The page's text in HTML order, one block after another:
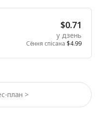
план >
$0.71
у дзень
Сёння спісана $4.99